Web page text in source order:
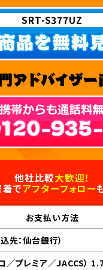
SRT-S377UZ
他社比較大歓迎！
でアフターフォロー
お支払い方法
先：仙台銀行）
／プレミア／JACCS）